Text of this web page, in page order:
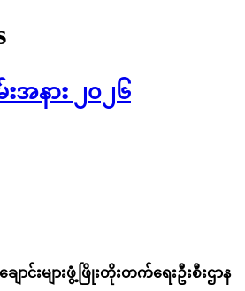
အနား ၂၀၂၆
ောင်းများဖွံ့ဖြိုးတိုးတက်ရေးဦးစီးဌာန